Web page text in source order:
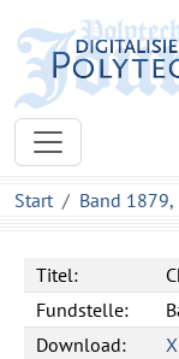
Start Band 1879,
Titel:
Fundstelle:
Download: